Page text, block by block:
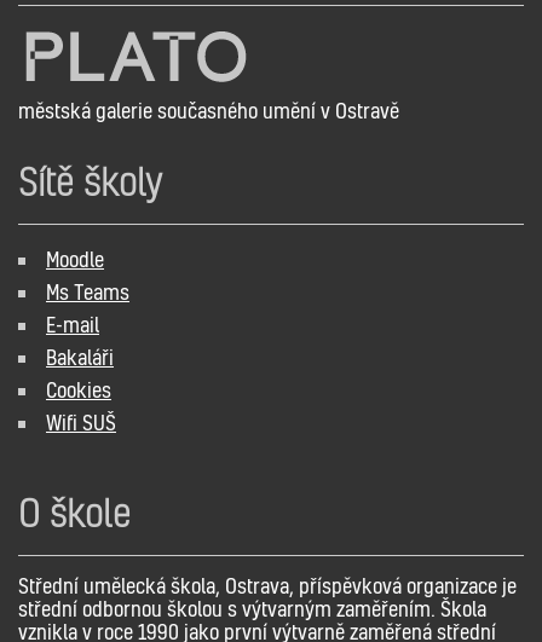
městská galerie současného umění v Ostravě
Sítě školy
Moodle
Ms Teams
E-mail
Bakaláři
Cookies
Wifi SUŠ
O škole
Střední umělecká škola, Ostrava, příspěvková organizace je
střední odbornou školou s výtvarným zaměřením. Škola
vznikla v roce 1990 jako první výtvarně zaměřená střední